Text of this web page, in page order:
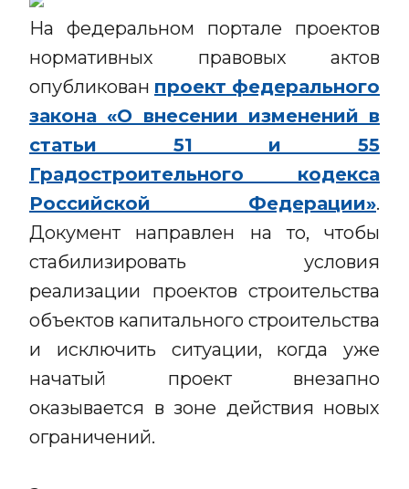
На федеральном портале проектов
нормативных правовых актов
опубликован проект федерального
закона «О внесении изменений в
статьи 51 и 55
Градостроительного кодекса
Российской Федерации».
Документ направлен на то, чтобы
стабилизировать условия
реализации проектов строительства
объектов капитального строительства
и исключить ситуации, когда уже
начатый проект внезапно
оказывается в зоне действия новых
ограничений.